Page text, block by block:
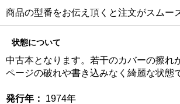
商品の型番をお伝え頂くと注文がスムー
状態について
中古本となります。若干のカバーの擦れ
ページの破れや書き込みなく綺麗な状態
発行年：
1974年